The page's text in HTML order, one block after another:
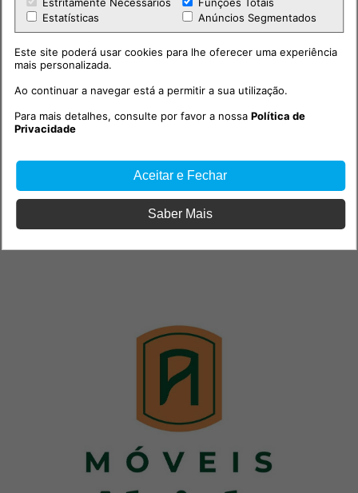
Estatísticas
Anúncios Segmentados
Este site poderá usar cookies para lhe oferecer uma experiência
mais personalizada.
Ao continuar a navegar está a permitir a sua utilização.
Para mais detalhes, consulte por favor a nossaPolítica de
Privacidade
Aceitar e Fechar
Saber Mais